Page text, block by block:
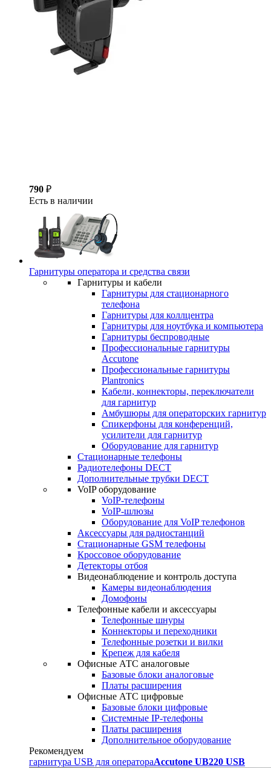
790 ₽
Есть в наличии
Гарнитуры оператора и средства связи
Гарнитуры и кабели
Гарнитуры для стационарного
телефона
Гарнитуры для коллцентра
Гарнитуры для ноутбука и компьютера
Гарнитуры беспроводные
Профессиональные гарнитуры
Accutone
Профессиональные гарнитуры
Plantronics
Кабели, коннекторы, переключатели
для гарнитур
Амбушюры для операторских гарнитур
Cпикерфоны для конференций,
усилители для гарнитур
Оборудование для гарнитур
Стационарные телефоны
Радиотелефоны DECT
Дополнительные трубки DECT
VoIP оборудование
VoIP-телефоны
VoIP-шлюзы
Оборудование для VoIP телефонов
Аксессуары для радиостанций
Стационарные GSM телефоны
Кроссовое оборудование
Детекторы отбоя
Видеонаблюдение и контроль доступа
Камеры видеонаблюдения
Домофоны
Телефонные кабели и аксессуары
Телефонные шнуры
Коннекторы и переходники
Телефонные розетки и вилки
Крепеж для кабеля
Офисные АТС аналоговые
Базовые блоки аналоговые
Платы расширения
Офисные АТС цифровые
Базовые блоки цифровые
Системные IP-телефоны
Платы расширения
Дополнительное оборудование
Рекомендуем
гарнитура USB для оператораAccutone UB220 USB